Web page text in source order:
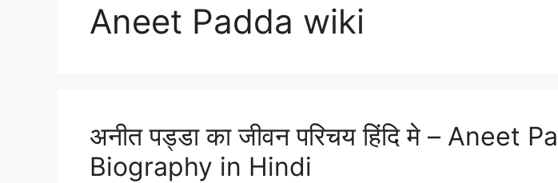
Aneet Padda wiki
अनीत पड्डा का जीवन परिचय हिंदि मे – Aneet
Biography in Hindi